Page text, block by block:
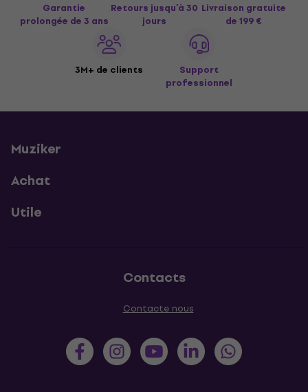
Garantie
prolongée de 3 ans
Retours jusqu’à 30
jours
Livraison gratuite
de 199 €
3M+ de clients
Support
professionnel
Muziker
Achat
Utile
Contacts
Contacte nous